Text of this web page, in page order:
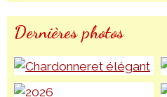
Dernières photos